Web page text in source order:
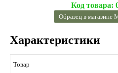
Код товара:
Образец в магазине
Характеристики
Товар